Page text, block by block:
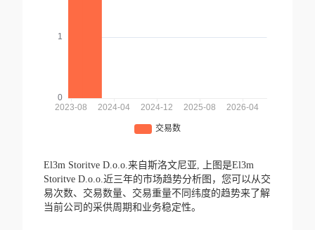
El3m Storitve D.o.o.来自斯洛文尼亚,
上图是El3m
Storitve D.o.o.近三年的市场趋势分析图，您可以从交
易次数、交易数量、交易重量不同纬度的趋势来了解
当前公司的采供周期和业务稳定性。